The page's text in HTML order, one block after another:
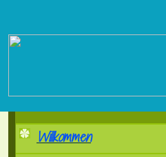
Willkommen